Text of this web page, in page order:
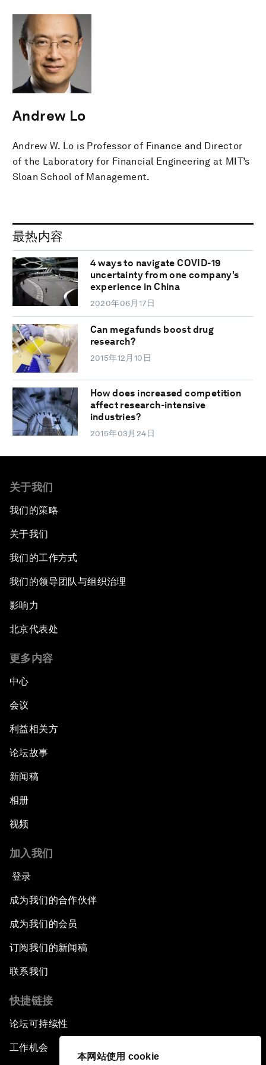
本网站使用 cookie
Andrew Lo
Andrew W. Lo is Professor of Finance and Director
of the Laboratory for Financial Engineering at MIT’s
Sloan School of Management.
最热内容
4 ways to navigate COVID-19
uncertainty from one company's
experience in China
2020年06月17日
Can megafunds boost drug
research?
2015年12月10日
How does increased competition
affect research-intensive
industries?
2015年03月24日
关于我们
我们的策略
关于我们
我们的工作方式
我们的领导团队与组织治理
影响力
北京代表处
更多内容
中心
会议
利益相关方
论坛故事
新闻稿
相册
视频
加入我们
登录
成为我们的合作伙伴
成为我们的会员
订阅我们的新闻稿
联系我们
快捷链接
论坛可持续性
工作机会